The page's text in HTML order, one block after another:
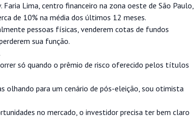
Lima, centro financeiro na zona oeste de São Paulo,
de 10% na média dos últimos 12 meses.
pessoas físicas, venderem cotas de fundos
sua função.
só quando o prêmio de risco oferecido pelos títulos
olhando para um cenário de pós-eleição, sou otimista
no mercado, o investidor precisa ter bem claro